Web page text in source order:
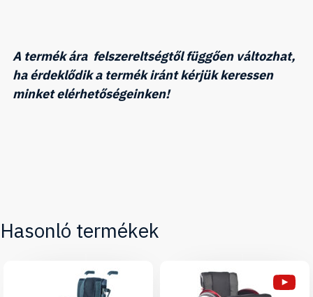
A termék ára felszereltségtől függően változhat,
ha érdeklődik a termék iránt kérjük keressen
minket elérhetőségeinken!
Hasonló termékek